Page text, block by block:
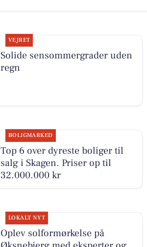
VEJRET
Solide sensommergrader uden
regn
BOLIGMARKED
Top 6 over dyreste boliger til
salg i Skagen. Priser op til
32.000.000 kr
LOKALT NYT
Oplev solformørkelse på